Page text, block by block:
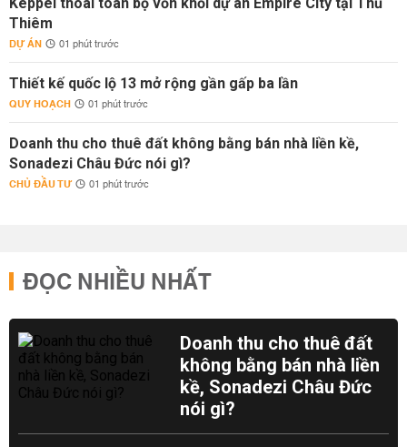
Thiêm
DỰ ÁN 01 phút trước
Thiết kế quốc lộ 13 mở rộng gần gấp ba lần
QUY HOẠCH 01 phút trước
Doanh thu cho thuê đất không bằng bán nhà liền kề,
Sonadezi Châu Đức nói gì?
CHỦ ĐẦU TƯ 01 phút trước
ĐỌC NHIỀU NHẤT
Doanh thu cho thuê đất
không bằng bán nhà liền
kề, Sonadezi Châu Đức
nói gì?